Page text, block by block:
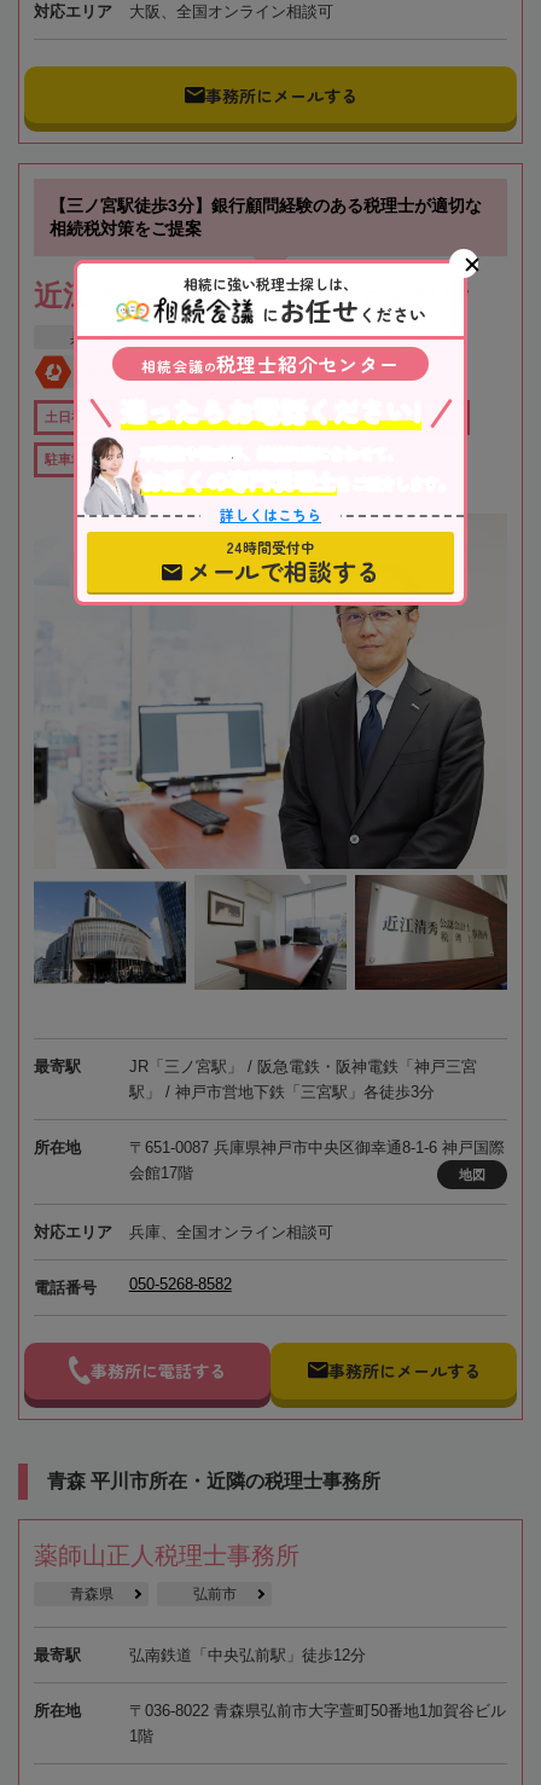
対応エリア 大阪、全国オンライン相談可
事務所にメールする
【三ノ宮駅徒歩3分】銀行顧問経験のある税理士が適切な
相続税対策をご提案
近江清秀公認会計士税理士事務所
兵庫県 神戸市 三ノ宮駅
全国対応 初回相談無料
土日祝OK 職歴20年以上
駐車場あり
最寄駅
JR「三ノ宮駅」 / 阪急電鉄・阪神電鉄「神戸三宮
駅」 / 神戸市営地下鉄「三宮駅」各徒歩3分
所在地
〒651-0087 兵庫県神戸市中央区御幸通8-1-6 神戸国際
会館17階
地図
対応エリア 兵庫、全国オンライン相談可
電話番号 050-5268-8582
事務所に電話する 事務所にメールする
青森 平川市所在・近隣の税理士事務所
薬師山正人税理士事務所
青森県 弘前市
最寄駅 弘南鉄道「中央弘前駅」徒歩12分
所在地
〒036-8022 青森県弘前市大字萱町50番地1加賀谷ビル
1階
相続に強い税理士探しは、
にお任せ ください
相続会議の税理士紹介センター
不動産や株式等、相続資産に合わせて、
お近くの専門税理士
をご紹介します。
詳しくはこちら
24時間受付中
メールで相談する